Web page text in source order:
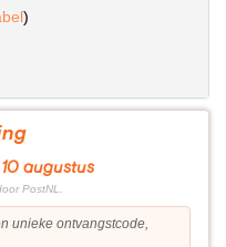
)
augustus
PostNL.
unieke ontvangstcode,